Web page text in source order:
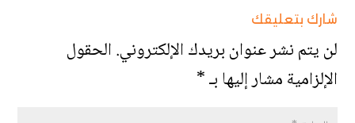
شارك بتعليقك
لن يتم نشر عنوان بريدك الإلكتروني.الحقول
الإلزامية مشار إليها بـ*